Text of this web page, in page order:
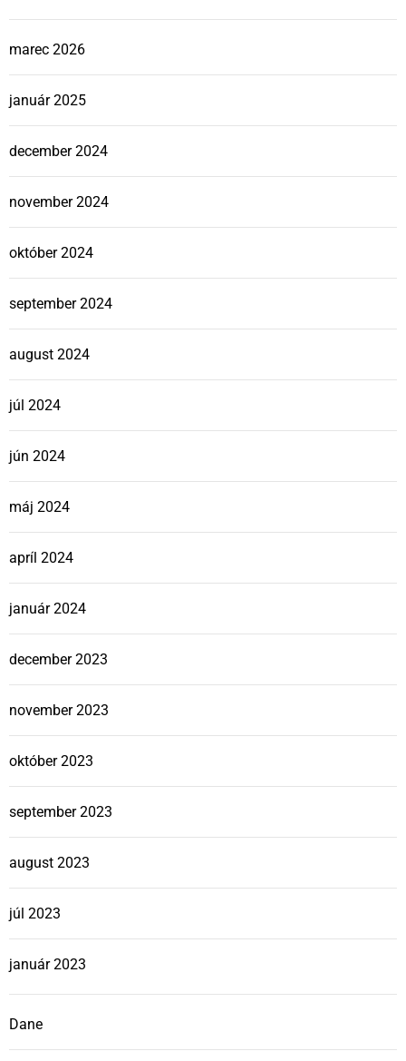
marec 2026
január 2025
december 2024
november 2024
október 2024
september 2024
august 2024
júl 2024
jún 2024
máj 2024
apríl 2024
január 2024
december 2023
november 2023
október 2023
september 2023
august 2023
júl 2023
január 2023
Dane